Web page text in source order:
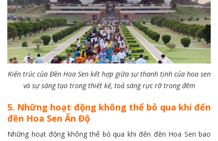
Kiến trúc của Đền Hoa Sen kết hợp giữa sự thanh tịnh của hoa sen
và sự sáng tạo trong thiết kế, toả sáng rực rỡ trong đêm
5. Những hoạt động không thể bỏ qua khi đến
đền Hoa Sen Ấn Độ
Những hoạt động không thể bỏ qua khi đến đền Hoa Sen bao